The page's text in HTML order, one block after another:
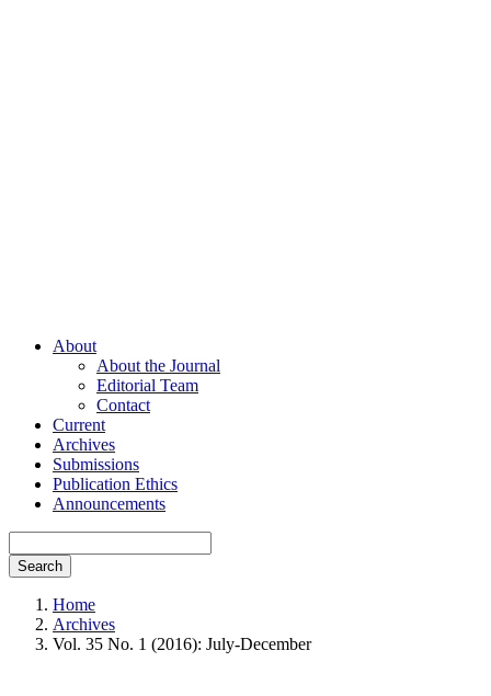
About
About the Journal
Editorial Team
Contact
Current
Archives
Submissions
Publication Ethics
Announcements
Search
Home
Archives
Vol. 35 No. 1 (2016): July-December